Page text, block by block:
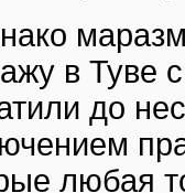
в Туве
до
любая